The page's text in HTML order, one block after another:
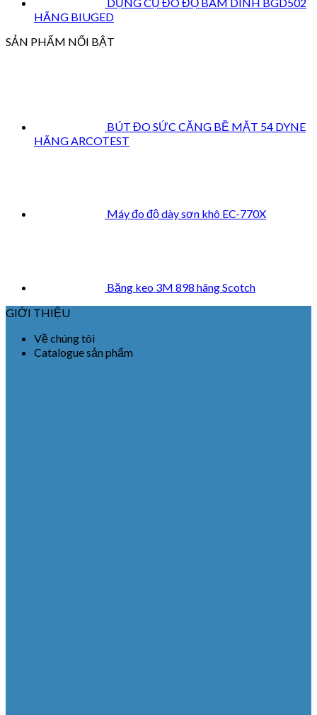
HÃNG BIUGED
SẢN PHẨM NỔI BẬT
BÚT ĐO SỨC CĂNG BỀ MẶT 54 DYNE
HÃNG ARCOTEST
Máy đo độ dày sơn khô EC-770X
Băng keo 3M 898 hãng Scotch
GIỚI THIỆU
Về chúng tôi
Catalogue sản phẩm